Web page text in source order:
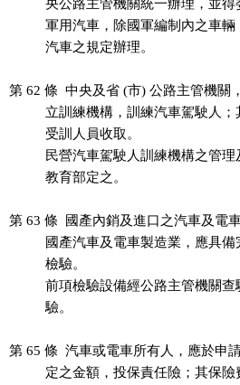
央公路主管機關統一辦理，並
軍用汽車，除國軍編制內之
          汽車之規定辦理。
第 62 條  中央及省 (市) 公路主管機關
立訓練機構，訓練汽車駕駛
          受訓人員收取。
民營汽車駕駛人訓練機構之
          教育部定之。
第 63 條  國產內銷及進口之汽車及電
國產汽車及電車製造業，應
          檢驗。
前項檢驗設備經公路主管機
          驗。
第 65 條  汽車或電車所有人，應於申
定之金額，投保責任險；其